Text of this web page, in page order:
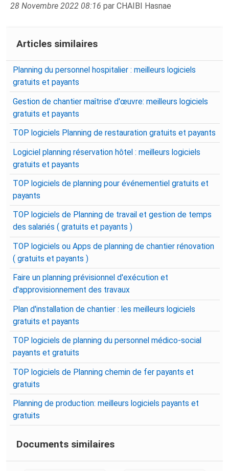
28 Novembre 2022 08:16par CHAIBI Hasnae
Articles similaires
Planning du personnel hospitalier : meilleurs logiciels
gratuits et payants
Gestion de chantier maîtrise d'œuvre: meilleurs logiciels
gratuits et payants
TOP logiciels Planning de restauration gratuits et payants
Logiciel planning réservation hôtel : meilleurs logiciels
gratuits et payants
TOP logiciels de planning pour événementiel gratuits et
payants
TOP logiciels de Planning de travail et gestion de temps
des salariés ( gratuits et payants )
TOP logiciels ou Apps de planning de chantier rénovation
( gratuits et payants )
Faire un planning prévisionnel d'exécution et
d'approvisionnement des travaux
Plan d'installation de chantier : les meilleurs logiciels
gratuits et payants
TOP logiciels de planning du personnel médico-social
payants et gratuits
TOP logiciels de Planning chemin de fer payants et
gratuits
Planning de production: meilleurs logiciels payants et
gratuits
Documents similaires